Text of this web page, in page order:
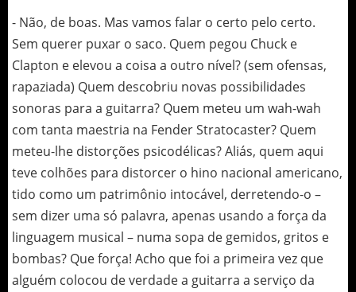
- Não, de boas. Mas vamos falar o certo pelo certo.
Sem querer puxar o saco. Quem pegou Chuck e
Clapton e elevou a coisa a outro nível? (sem ofensas,
rapaziada) Quem descobriu novas possibilidades
sonoras para a guitarra? Quem meteu um wah-wah
com tanta maestria na Fender Stratocaster? Quem
meteu-lhe distorções psicodélicas? Aliás, quem aqui
teve colhões para distorcer o hino nacional americano,
tido como um patrimônio intocável, derretendo-o –
sem dizer uma só palavra, apenas usando a força da
linguagem musical – numa sopa de gemidos, gritos e
bombas? Que força! Acho que foi a primeira vez que
alguém colocou de verdade a guitarra a serviço da